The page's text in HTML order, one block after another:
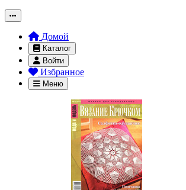
Домой
Каталог
Войти
Избранное
Меню